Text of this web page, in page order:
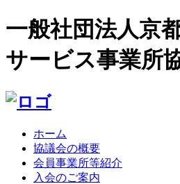
一般社団法人京
サービス事業所
ホーム
協議会の概要
会員事業所等紹介
入会のご案内